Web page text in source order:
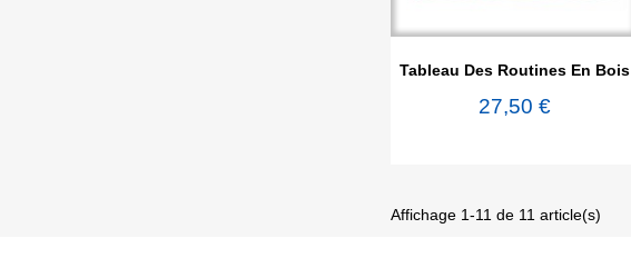

Tableau Des Routines En Bois
27,50 €
Affichage 1-11 de 11 article(s)